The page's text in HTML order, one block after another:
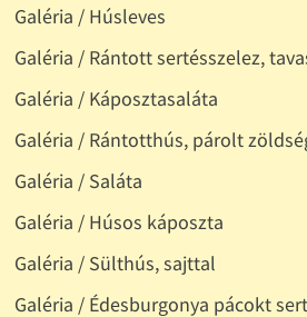
Galéria / Húsleves
Galéria / Rántott sertésszelez,
Galéria / Káposztasaláta
Galéria / Rántotthús, párolt
Galéria / Saláta
Galéria / Húsos káposzta
Galéria / Sülthús, sajttal
Galéria / Édesburgonya pácokt